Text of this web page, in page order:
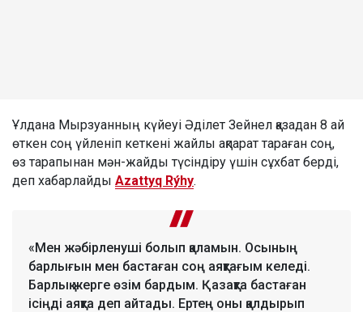
Ұлдана Мырзуанның күйеуі Әділет Зейнел қазадан 8 ай
өткен соң үйленіп кеткені жайлы ақпарат тараған соң,
өз тарапынан мән-жайды түсіндіру үшін сұхбат берді,
деп хабарлайды Azattyq Rýhy.
«Мен жәбірленуші болып қаламын. Осының
барлығын мен бастаған соң аяқтағым келеді.
Барлық жерге өзім бардым. Қазақта бастаған
ісіңді аяқта деп айтады. Ертең оны қалдырып